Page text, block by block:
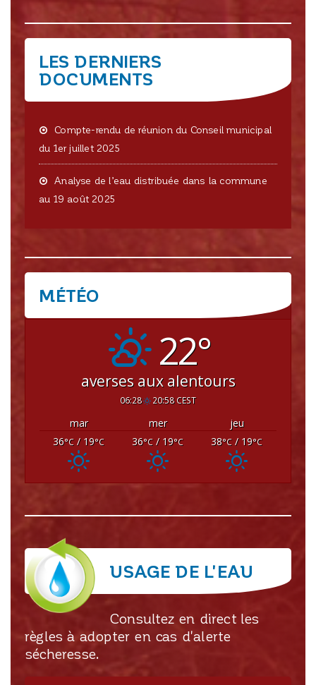
LES DERNIERS
DOCUMENTS
Compte-rendu de réunion du Conseil municipal
du 1er juillet 2025
Analyse de l’eau distribuée dans la commune
au 19 août 2025
MÉTÉO
22°
averses aux alentours
06:28 20:58 CEST
mar mer
jeu
36°C / 19°C 36°C / 19°C 38°C / 19°C
USAGE DE L'EAU
Consultez en direct les
règles à adopter en cas d'alerte
sécheresse.